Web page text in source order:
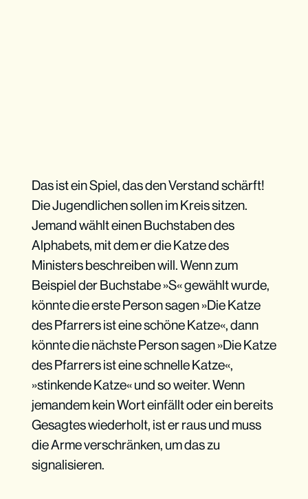
Das ist ein Spiel, das den Verstand schärft!
Die Jugendlichen sollen im Kreis sitzen.
Jemand wählt einen Buchstaben des
Alphabets, mit dem er die Katze des
Ministers beschreiben will. Wenn zum
Beispiel der Buchstabe »S« gewählt wurde,
könnte die erste Person sagen »Die Katze
des Pfarrers ist eine schöne Katze«, dann
könnte die nächste Person sagen »Die Katze
des Pfarrers ist eine schnelle Katze«,
»stinkende Katze« und so weiter. Wenn
jemandem kein Wort einfällt oder ein bereits
Gesagtes wiederholt, ist er raus und muss
die Arme verschränken, um das zu
signalisieren.